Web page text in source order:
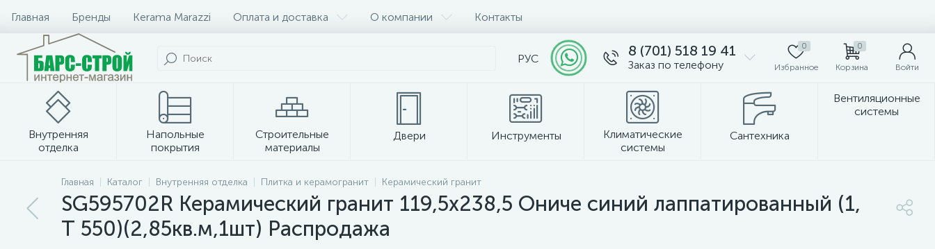
Главная Бренды Kerama Marazzi Оплата и доставка О компании Контакты
РУС 8 (701) 518 19 41
Заказ по телефону
0
Избранное
0
Корзина Войти
Внутренняя
отделка
Напольные
покрытия
Строительные
материалы
Двери Инструменты
Климатические
системы
Сантехника
Вентиляционные
системы
Плитка и керамогранит
Главная Каталог Внутренняя отделка Плитка и керамогранит Керамический гранит
SG595702R Керамический гранит 119,5х238,5 Ониче синий лаппатированный (1,
Т 550)(2,85кв.м,1шт) Распродажа